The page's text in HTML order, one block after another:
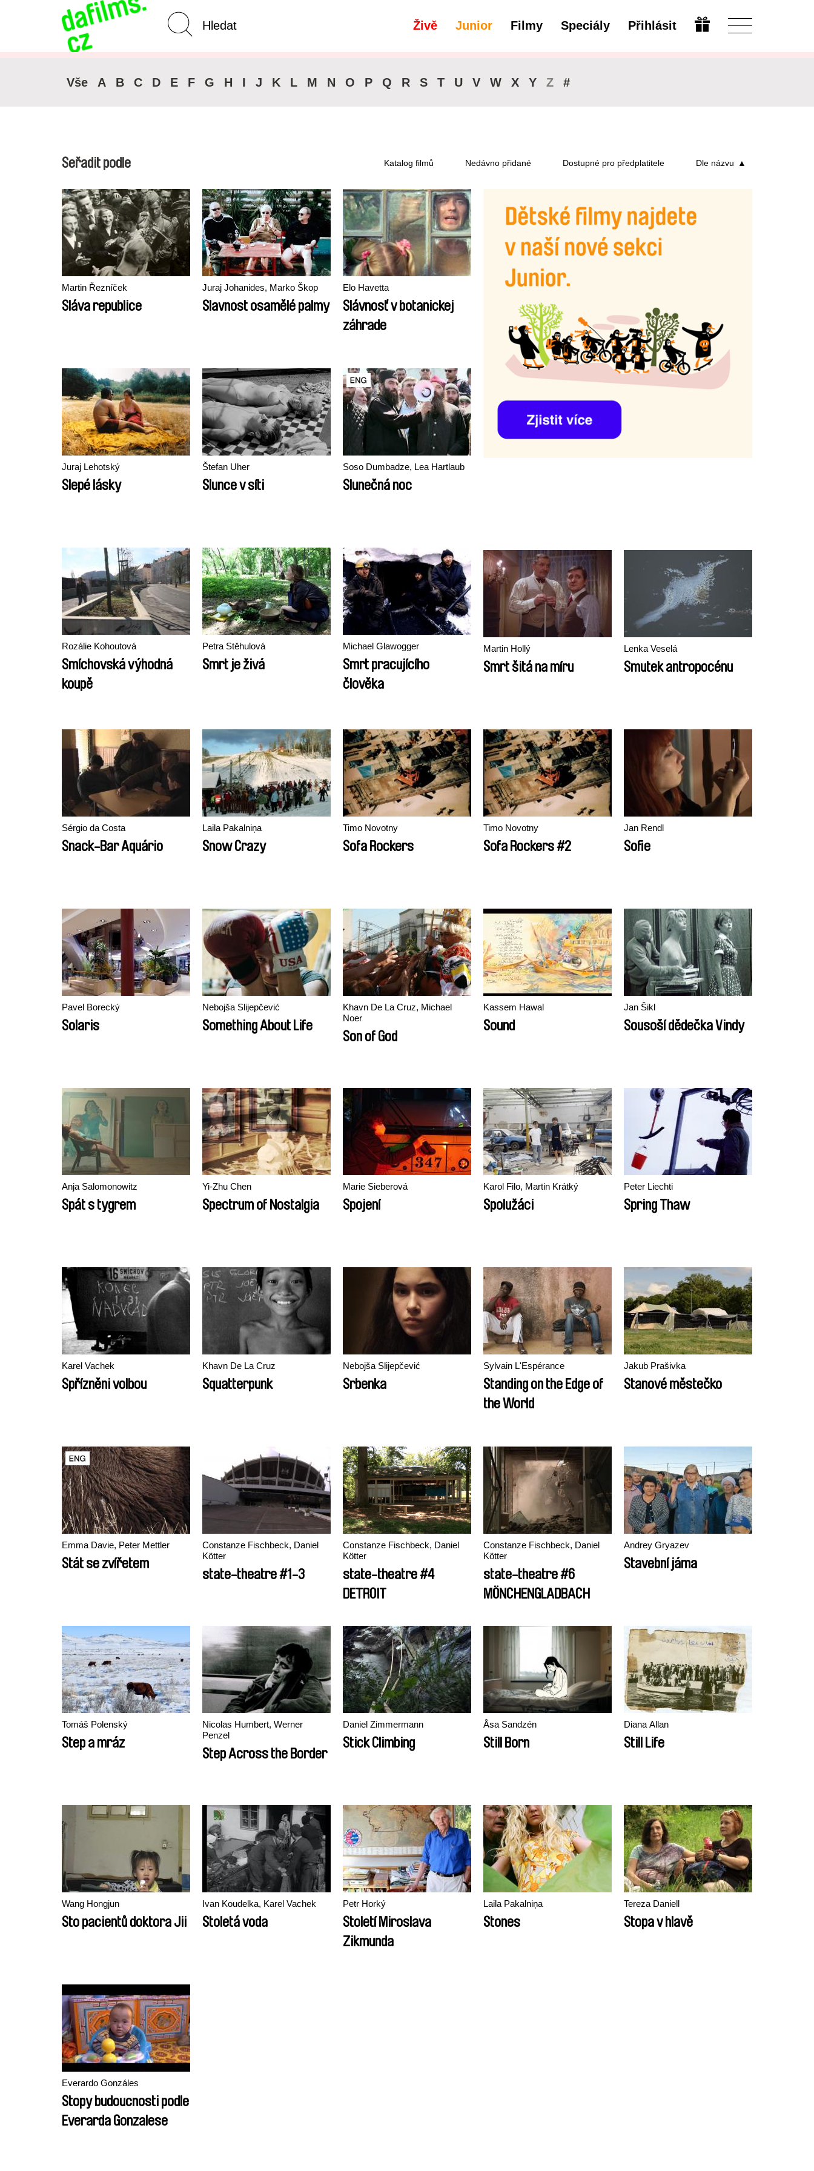
Živě Junior Filmy Speciály Přihlásit
Pokročilé vyhledávání Upravit
Vše A B C D E F G H I J K L M N O P Q R S T U V W X Y Z #
Seřadit podle Katalog filmů Nedávno přidané Dostupné pro předplatitele Dle názvu
Martin Řezníček
Sláva republice
Juraj Johanides, Marko Škop
Slavnost osamělé palmy
Elo Havetta
Slávnosť v botanickej
záhrade
Juraj Lehotský
Slepé lásky
Štefan Uher
Slunce v síti
Soso Dumbadze, Lea Hartlaub
Slunečná noc
Rozálie Kohoutová
Smíchovská výhodná
koupě
Petra Stěhulová
Smrt je živá
Michael Glawogger
Smrt pracujícího
člověka
Martin Hollý
Smrt šitá na míru
Lenka Veselá
Smutek antropocénu
Sérgio da Costa
Snack-Bar Aquário
Laila Pakalniņa
Snow Crazy
Timo Novotny
Sofa Rockers
Timo Novotny
Sofa Rockers #2
Jan Rendl
Sofie
Pavel Borecký
Solaris
Nebojša Slijepčević
Something About Life
Khavn De La Cruz, Michael
Noer
Son of God
Kassem Hawal
Sound
Jan Šikl
Sousoší dědečka Vindy
Anja Salomonowitz
Spát s tygrem
Yi-Zhu Chen
Spectrum of Nostalgia
Marie Sieberová
Spojení
Karol Filo, Martin Krátký
Spolužáci
Peter Liechti
Spring Thaw
Karel Vachek
Spřízněni volbou
Khavn De La Cruz
Squatterpunk
Nebojša Slijepčević
Srbenka
Sylvain L'Espérance
Standing on the Edge of
the World
Jakub Prašivka
Stanové městečko
Emma Davie, Peter Mettler
Stát se zvířetem
Constanze Fischbeck, Daniel
Kötter
state-theatre #1-3
Constanze Fischbeck, Daniel
Kötter
state-theatre #4
DETROIT
Constanze Fischbeck, Daniel
Kötter
state-theatre #6
MÖNCHENGLADBACH
Andrey Gryazev
Stavební jáma
Tomáš Polenský
Step a mráz
Nicolas Humbert, Werner
Penzel
Step Across the Border
Daniel Zimmermann
Stick Climbing
Åsa Sandzén
Still Born
Diana Allan
Still Life
Wang Hongjun
Sto pacientů doktora Jii
Ivan Koudelka, Karel Vachek
Stoletá voda
Petr Horký
Století Miroslava
Zikmunda
Laila Pakalniņa
Stones
Tereza Daniell
Stopa v hlavě
Everardo Gonzáles
Stopy budoucnosti podle
Everarda Gonzalese